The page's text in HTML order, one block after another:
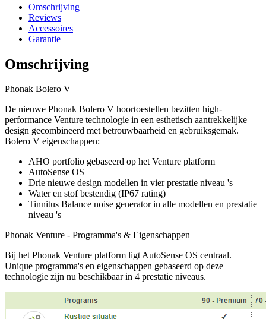
Omschrijving
Reviews
Accessoires
Garantie
Omschrijving
Phonak Bolero V
De nieuwe Phonak Bolero V hoortoestellen bezitten high-
performance Venture technologie in een esthetisch aantrekkelijke
design gecombineerd met betrouwbaarheid en gebruiksgemak.
Bolero V eigenschappen:
AHO portfolio gebaseerd op het Venture platform
AutoSense OS
Drie nieuwe design modellen in vier prestatie niveau 's
Water en stof bestendig (IP67 rating)
Tinnitus Balance noise generator in alle modellen en prestatie
niveau 's
Phonak Venture - Programma's & Eigenschappen
Bij het Phonak Venture platform ligt AutoSense OS centraal.
Unique programma's en eigenschappen gebaseerd op deze
technologie zijn nu beschikbaar in 4 prestatie niveaus.